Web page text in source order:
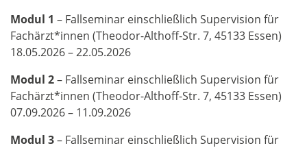
Modul 1 – Fallseminar einschließlich Supervision für
Fachärzt*innen (Theodor-Althoff-Str. 7, 45133 Essen)
18.05.2026 – 22.05.2026
Modul 2– Fallseminar einschließlich Supervision für
Fachärzt*innen (Theodor-Althoff-Str. 7, 45133 Essen)
07.09.2026 – 11.09.2026
Modul 3– Fallseminar einschließlich Supervision für